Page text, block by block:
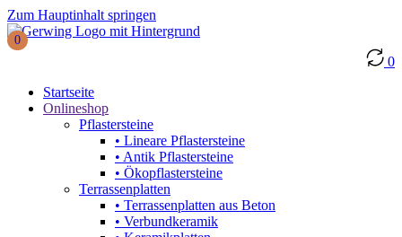
Zum Hauptinhalt springen
0
0
Startseite
Onlineshop
Pflastersteine
• Lineare Pflastersteine
• Antik Pflastersteine
• Ökopflastersteine
Terrassenplatten
• Terrassenplatten aus Beton
• Verbundkeramik